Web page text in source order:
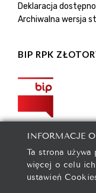
Deklaracja
Archiwalna wersja
BIP RPK
2021 © Rejonowe
INFORMACJE
Ta strona
więcej o celu
ustawień